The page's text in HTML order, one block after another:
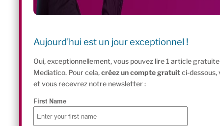
Aujourd'hui est un jour exceptionnel !
Oui, exceptionnellement, vous pouvez lire 1 article
Mediatico. Pour cela,créez un compte gratuitci-dessous,
et vous recevrez notre newsletter :
First Name